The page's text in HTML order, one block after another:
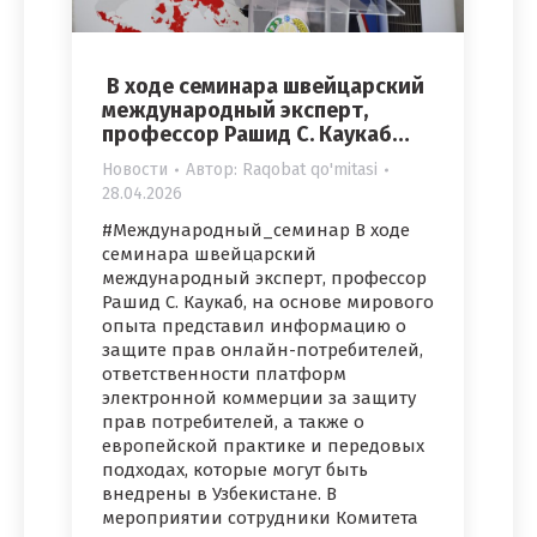
В ходе семинара швейцарский
международный эксперт,
профессор Рашид С. Каукаб…
Новости Автор: Raqobat qo'mitasi
28.04.2026
#Международный_семинар В ходе
семинара швейцарский
международный эксперт, профессор
Рашид С. Каукаб, на основе мирового
опыта представил информацию о
защите прав онлайн-потребителей,
ответственности платформ
электронной коммерции за защиту
прав потребителей, а также о
европейской практике и передовых
подходах, которые могут быть
внедрены в Узбекистане. В
мероприятии сотрудники Комитета